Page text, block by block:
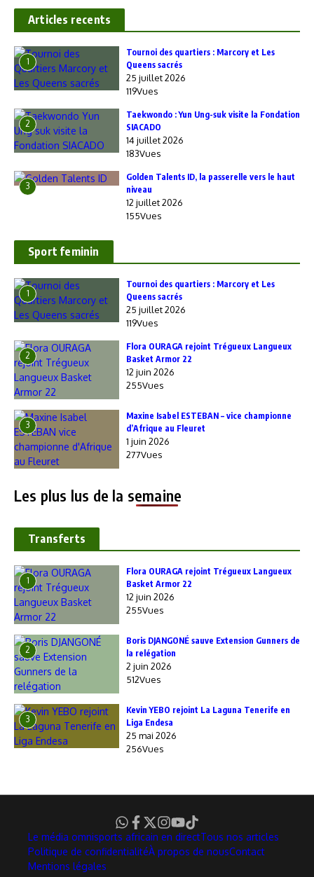
Articles recents
1
‎Tournoi des quartiers : Marcory et Les
Queens sacrés
25 juillet 2026
119Vues
2
Taekwondo : Yun Ung-suk visite la Fondation
SIACADO
14 juillet 2026
183Vues
3
Golden Talents ID, la passerelle vers le haut
niveau
12 juillet 2026
155Vues
Sport feminin
1
‎Tournoi des quartiers : Marcory et Les
Queens sacrés
25 juillet 2026
119Vues
2
Flora OURAGA rejoint Trégueux Langueux
Basket Armor 22
12 juin 2026
255Vues
3
Maxine Isabel ESTEBAN – vice championne
d’Afrique au Fleuret
1 juin 2026
277Vues
Les plus lus de la semaine
Transferts
1
Flora OURAGA rejoint Trégueux Langueux
Basket Armor 22
12 juin 2026
255Vues
2
Boris DJANGONÉ sauve Extension Gunners de
la relégation
2 juin 2026
512Vues
3
Kevin YEBO rejoint La Laguna Tenerife en
Liga Endesa
25 mai 2026
256Vues
Le média omnisports africain en directTous nos articles
Politique de confidentialitéÀ propos de nousContact
Mentions légales